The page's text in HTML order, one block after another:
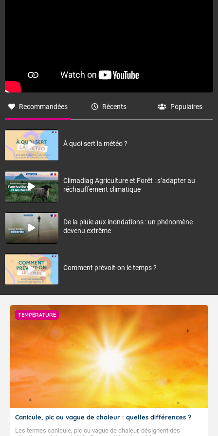
Recommandées Récents Populaires
À quoi sert la météo ?
Climadiag Agriculture et Forêt : s’adapter au
réchauffement climatique
De la pluie aux inondations : un phénomène
devenu extrême
Comment prévoit-on le temps ?
TEMPÉRATURE
Canicule, pic ou vague de chaleur : quelles différences ?
Les termes canicule, pic ou vague de chaleur, désignent des